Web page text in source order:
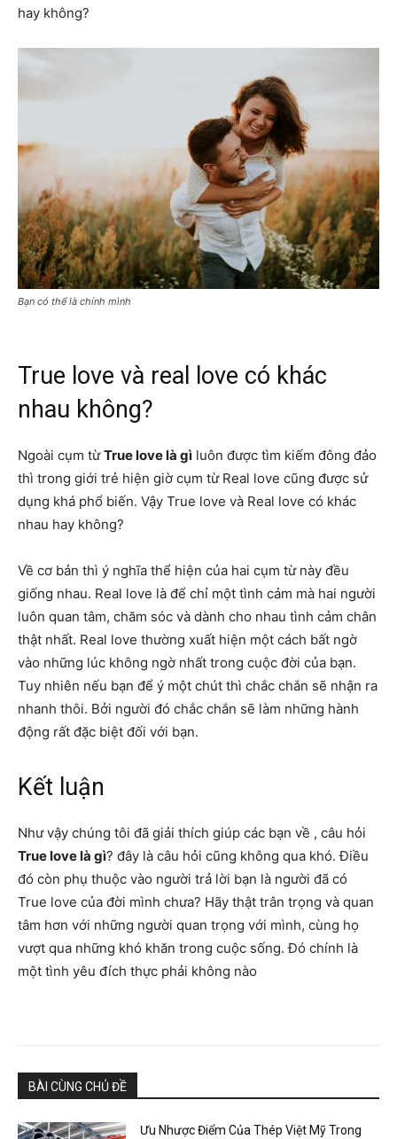
hay không?
Bạn có thể là chính mình
True love và real love có khác
nhau không?
Ngoài cụm từTrue love là gì luôn được tìm kiếm đông đảo
thì trong giới trẻ hiện giờ cụm từ Real love cũng được sử
dụng khá phổ biến. Vậy True love và Real love có khác
nhau hay không?
Về cơ bản thì ý nghĩa thể hiện của hai cụm từ này đều
giống nhau. Real love là để chỉ một tình cảm mà hai người
luôn quan tâm, chăm sóc và dành cho nhau tình cảm chân
thật nhất. Real love thường xuất hiện một cách bất ngờ
vào những lúc không ngờ nhất trong cuộc đời của bạn.
Tuy nhiên nếu bạn để ý một chút thì chắc chắn sẽ nhận ra
nhanh thôi. Bởi người đó chắc chắn sẽ làm những hành
động rất đặc biệt đối với bạn.
Kết luận
Như vậy chúng tôi đã giải thích giúp các bạn về , câu hỏi
True love là gì? đây là câu hỏi cũng không qua khó. Điều
đó còn phụ thuộc vào người trả lời bạn là người đã có
True love của đời mình chưa? Hãy thật trân trọng và quan
tâm hơn với những người quan trọng với mình, cùng họ
vượt qua những khó khăn trong cuộc sống. Đó chính là
một tình yêu đích thực phải không nào
BÀI CÙNG CHỦ ĐỀ
Ưu Nhược Điểm Của Thép Việt Mỹ Trong